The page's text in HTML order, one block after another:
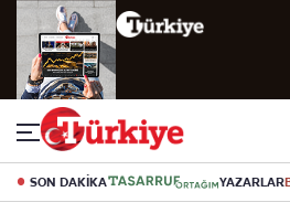
SON DAKİKA YAZARLAR